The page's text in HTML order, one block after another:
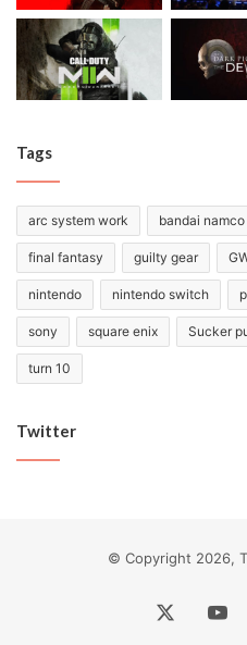
Tags
arc system work bandai namco
final fantasy guilty gear
nintendo nintendo switch
sony square enix Sucker
turn 10
Twitter
© Copyright 2026,